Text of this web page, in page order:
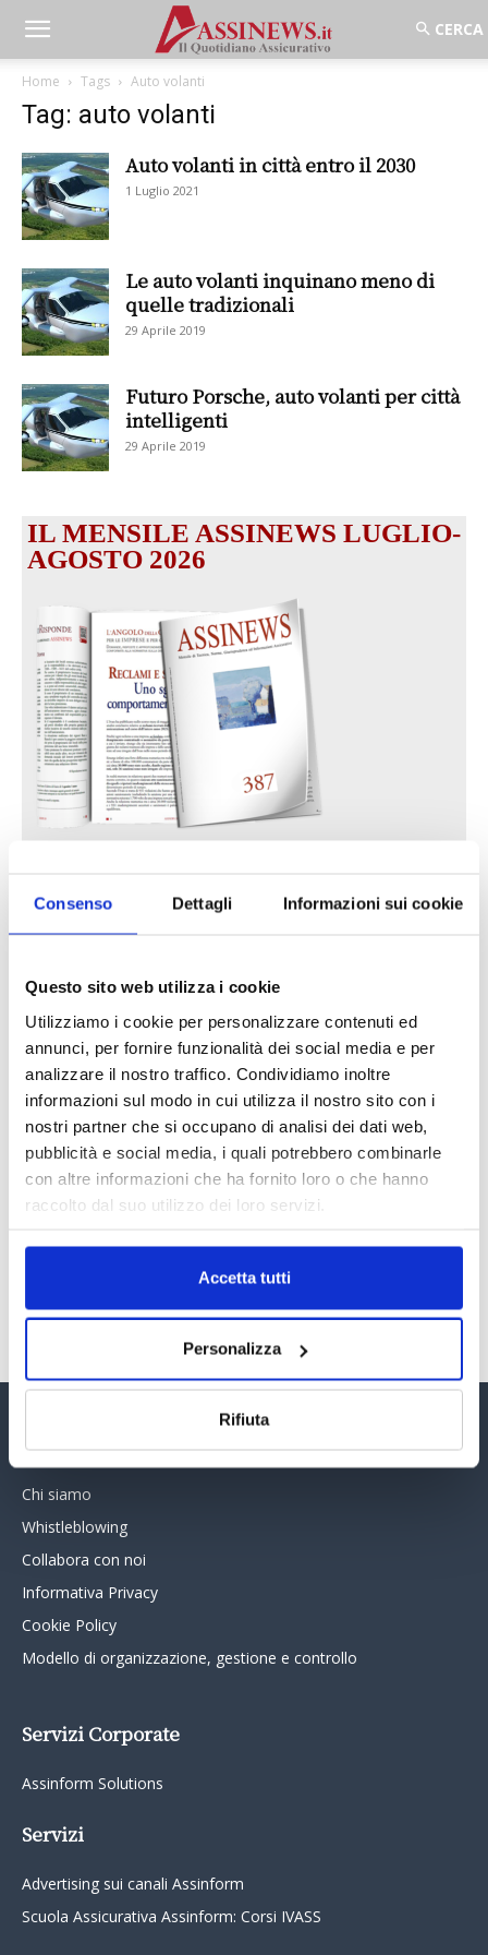
Consenso Dettagli Informazioni sui cookie
Questo sito web utilizza i cookie
Utilizziamo i cookie per personalizzare contenuti ed
annunci, per fornire funzionalità dei social media e per
analizzare il nostro traffico. Condividiamo inoltre
informazioni sul modo in cui utilizza il nostro sito con i
nostri partner che si occupano di analisi dei dati web,
pubblicità e social media, i quali potrebbero combinarle
con altre informazioni che ha fornito loro o che hanno
raccolto dal suo utilizzo dei loro servizi.
Accetta tutti
Personalizza
Rifiuta
Home Tags Auto volanti
Tag: auto volanti
Auto volanti in città entro il 2030
1 Luglio 2021
Le auto volanti inquinano meno di
quelle tradizionali
29 Aprile 2019
Futuro Porsche, auto volanti per città
intelligenti
29 Aprile 2019
IL MENSILE ASSINEWS LUGLIO-
AGOSTO 2026
30 Giugno 2026
LA GESTIONE DELLA REPUTAZIONE.
RECENSIONI E CRISI DIGITALI
30 Giugno 2026
Il “Modulo CAI” diventa digitale
30 Giugno 2026
PREMI 2025. I TOP TEN
30 Giugno 2026
Assinform Editore
Chi siamo
Whistleblowing
Collabora con noi
Informativa Privacy
Cookie Policy
Modello di organizzazione, gestione e controllo
Servizi Corporate
Assinform Solutions
Servizi
Advertising sui canali Assinform
Scuola Assicurativa Assinform: Corsi IVASS